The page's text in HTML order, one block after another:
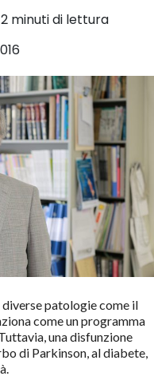
2 minuti di lettura
patologie come il
come un programma
una disfunzione
di Parkinson, al diabete,